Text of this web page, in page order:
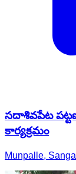
సదాశివపేట
కార్యక్రమం
Munpalle,